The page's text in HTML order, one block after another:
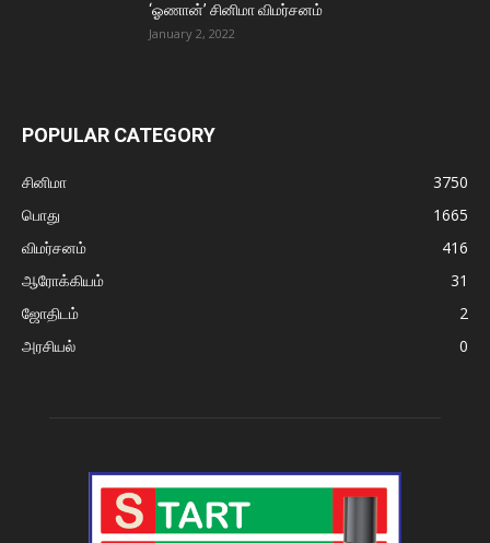
‘ஓணான்’ சினிமா விமர்சனம்
January 2, 2022
POPULAR CATEGORY
சினிமா
3750
பொது
1665
விமர்சனம்
416
ஆரோக்கியம்
31
ஜோதிடம்
2
அரசியல்
0